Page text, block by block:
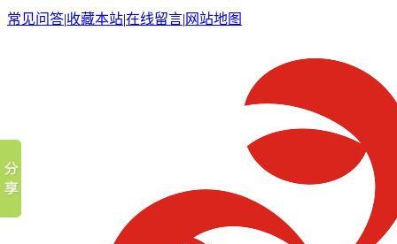
常见问答|收藏本站|在线留言| 网站地图